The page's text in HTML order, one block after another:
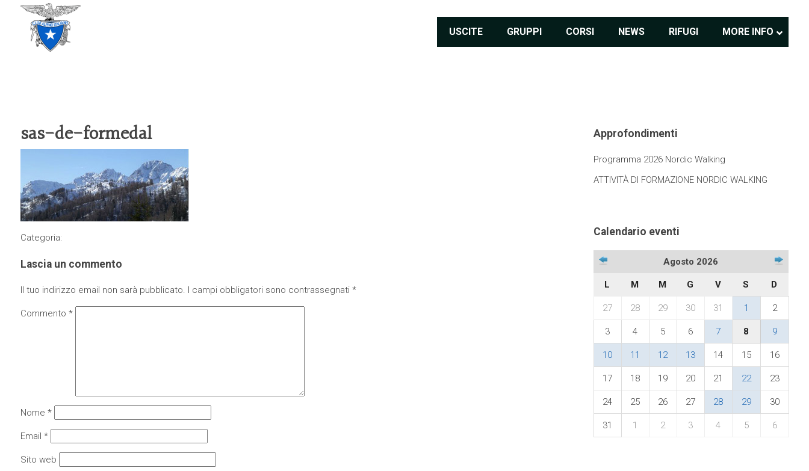
USCITE GRUPPI CORSI NEWS RIFUGI MORE INFO
sas-de-formedal
Categoria:
Lascia un commento
Il tuo indirizzo email non sarà pubblicato. I campi obbligatori sono contrassegnati *
Commento *
Nome *
Email *
Sito web
Approfondimenti
Programma 2026 Nordic Walking
ATTIVITÀ DI FORMAZIONE NORDIC WALKING
Calendario eventi
Agosto 2026
L M M G V S D
27 28 29 30 31 1 2
3 4 5 6 7 8 9
10 11 12 13 14 15 16
17 18 19 20 21 22 23
24 25 26 27 28 29 30
31 1 2 3 4 5 6